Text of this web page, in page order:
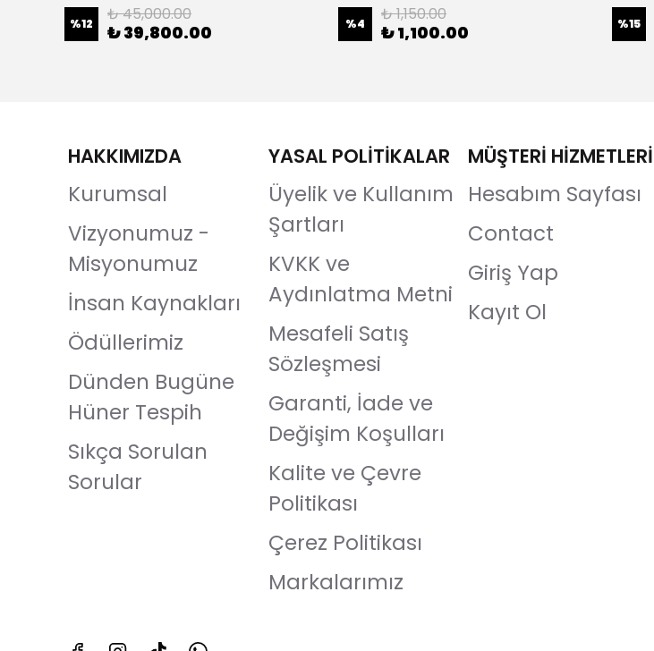
%12 ₺ 45,000.00
₺ 39,800.00 %4 ₺ 1,150.00
₺ 1,100.00 %15
HAKKIMIZDA
Kurumsal
Vizyonumuz -
Misyonumuz
İnsan Kaynakları
Ödüllerimiz
Dünden Bugüne
Hüner Tespih
Sıkça Sorulan
Sorular
YASAL POLİTİKALAR
Üyelik ve Kullanım
Şartları
KVKK ve
Aydınlatma Metni
Mesafeli Satış
Sözleşmesi
Garanti, İade ve
Değişim Koşulları
Kalite ve Çevre
Politikası
Çerez Politikası
Markalarımız
MÜŞTERİ HİZMETLERİ
Hesabım Sayfası
Contact
Giriş Yap
Kayıt Ol